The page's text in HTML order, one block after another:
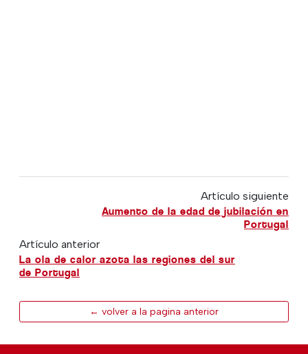
Artículo siguiente
Aumento de la edad de jubilación en
Portugal
Artículo anterior
La ola de calor azota las regiones del sur
de Portugal
← volver a la pagina anterior